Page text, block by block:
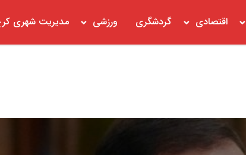
اقتصادی گردشگری ورزشی مدیریت شهری